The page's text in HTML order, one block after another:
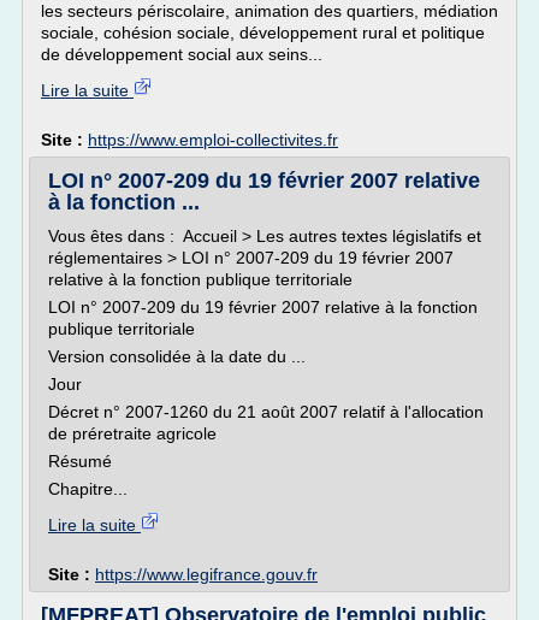
les secteurs périscolaire, animation des quartiers, médiation
sociale, cohésion sociale, développement rural et politique
de développement social aux seins...
Lire la suite
Site : https://www.emploi-collectivites.fr
LOI n° 2007-209 du 19 février 2007 relative
à la fonction ...
Vous êtes dans : Accueil > Les autres textes législatifs et
réglementaires > LOI n° 2007-209 du 19 février 2007
relative à la fonction publique territoriale
LOI n° 2007-209 du 19 février 2007 relative à la fonction
publique territoriale
Version consolidée à la date du ...
Jour
Décret n° 2007-1260 du 21 août 2007 relatif à l'allocation
de préretraite agricole
Résumé
Chapitre...
Lire la suite
Site : https://www.legifrance.gouv.fr
[MFPREAT] Observatoire de l'emploi public